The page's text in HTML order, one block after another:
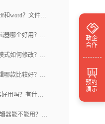
编辑(31)
编辑PDF(30)
如何搞定(26)
何PDF转图片？
和word？文件
转最方便？
器哪个好用？如
编辑器？
式如何修改？pdf
怎么办？
哪款比较好？pdf
操作？
好用吗？有什么
辑器推荐吗？
器能不能用？
政企
合作
预约
演示